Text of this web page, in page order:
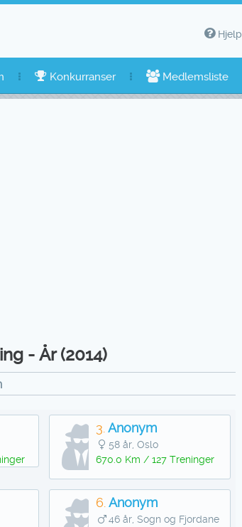
Hjelp
Konkurranser Medlemsliste
- År (2014)
3. Anonym
58 år, Oslo
670.0 Km / 127 Treninger
6. Anonym
46 år, Sogn og Fjordane